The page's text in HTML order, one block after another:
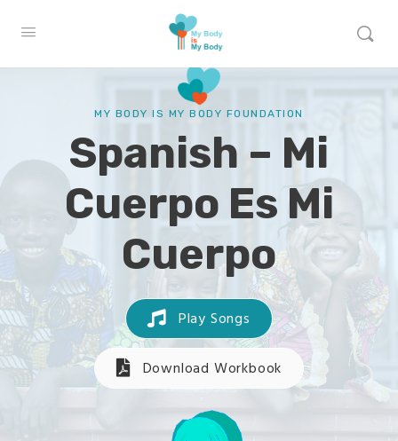
MY BODY IS MY BODY FOUNDATION
Spanish – Mi
Cuerpo Es Mi
Cuerpo
Play Songs
Download Workbook